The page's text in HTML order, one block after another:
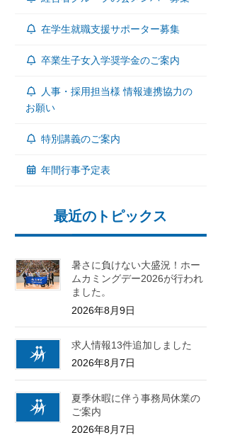
在学生就職支援サポーター募集
卒業生子女入学奨学金のご案内
人事・採用担当様 情報連携協力の
お願い
特別講義のご案内
年間行事予定表
最近のトピックス
暑さに負けない大盛況！ホー
ムカミングデー2026が行われ
ました。
2026年8月9日
求人情報13件追加しました
2026年8月7日
夏季休暇に伴う事務局休業の
ご案内
2026年8月7日